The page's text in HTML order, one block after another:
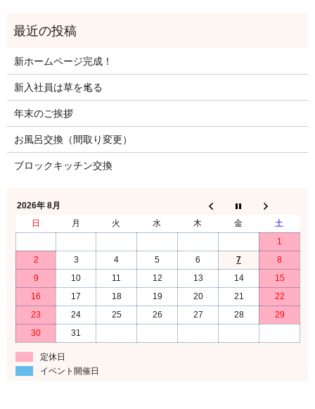
新ホームページ完成！
新入社員は草を毟る
年末のご挨拶
お風呂交換（間取り変更）
ブロックキッチン交換
2026年 8月
日
月 火 水 木 金
土
1
2
3 4 5 6 7
8
9
10 11 12 13 14
15
16
17 18 19 20 21
22
23
24 25 26 27 28
29
30
31
定休日
イベント開催日